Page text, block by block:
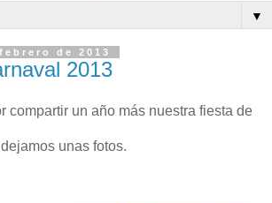
▼
de 2013
2013
compartir un año más nuestra fiesta de
unas fotos.